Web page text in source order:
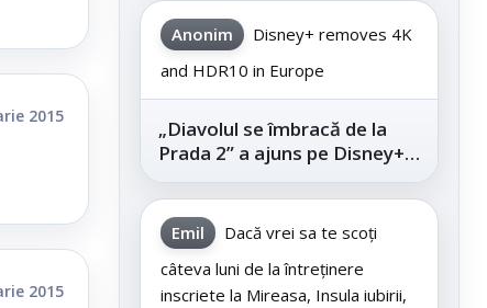
2015
2015
Anonim
Disney+ removes 4K
and HDR10 in Europe
„Diavolul se îmbracă de la
Prada 2” a ajuns pe Disney+,
după succesul din
cinematografe
Emil
Dacă vrei sa te scoți
câteva luni de la întreținere
inscriete la Mireasa, Insula iubirii,